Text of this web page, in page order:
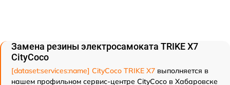
Замена резины электросамоката TRIKE X7
CityCoco
[dataset:services:name] CityCoco TRIKE X7 выполняется в
нашем профильном сервис-центре CityCoco в Хабаровске